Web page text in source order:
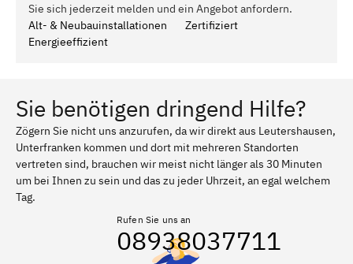
Sie sich jederzeit melden und ein Angebot anfordern.
Alt- & Neubauinstallationen
Zertifiziert
Energieeffizient
Sie benötigen dringend Hilfe?
Zögern Sie nicht uns anzurufen, da wir direkt aus Leutershausen,
Unterfranken kommen und dort mit mehreren Standorten
vertreten sind, brauchen wir meist nicht länger als 30 Minuten
um bei Ihnen zu sein und das zu jeder Uhrzeit, an egal welchem
Tag.
Rufen Sie uns an
08938037711